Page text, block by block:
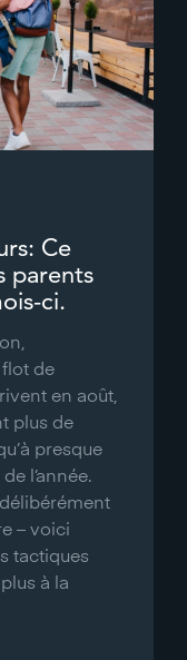
Ce
parents
ci.
de
en août,
plus de
presque
l’année.
– voici
tactiques
à la